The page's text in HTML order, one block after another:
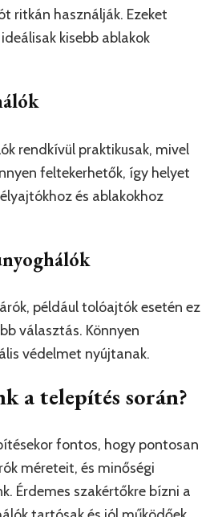
ritkán használják. Ezeket
kisebb ablakok
rendkívül praktikusak, mivel
feltekerhetők, így helyet
és ablakokhoz
például tolóajtók esetén ez
választás. Könnyen
védelmet nyújtanak.
a telepítés során?
fontos, hogy pontosan
méreteit, és minőségi
Érdemes szakértőkre bízni a